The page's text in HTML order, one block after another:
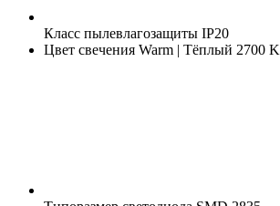
Класс пылевлагозащиты IP20
Цвет свечения Warm | Тёплый 2700 K